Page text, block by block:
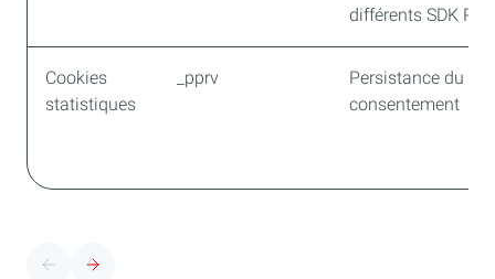
différents SDK
Cookies
statistiques
_pprv
Persistance du
consentement